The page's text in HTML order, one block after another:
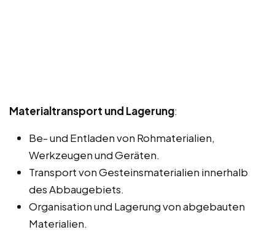
Materialtransport und Lagerung:
Be- und Entladen von Rohmaterialien,
Werkzeugen und Geräten.
Transport von Gesteinsmaterialien innerhalb
des Abbaugebiets.
Organisation und Lagerung von abgebauten
Materialien.